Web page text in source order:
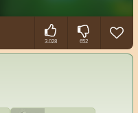
3.028 652